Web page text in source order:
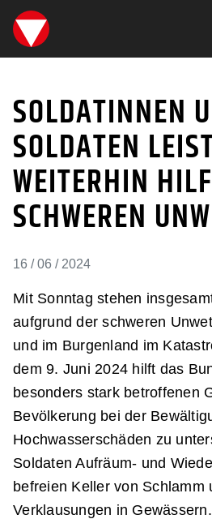
SKIPLINKS
SOLDATINNEN
SOLDATEN
WEITERHIN
SCHWEREN
16 / 06 / 2024
Mit Sonntag stehen
aufgrund der schweren
und im Burgenland im
dem 9. Juni 2024 hilft das
besonders stark betroffenen
Bevölkerung bei der
Hochwasserschäden zu
Soldaten Aufräum- und
befreien Keller von Schlamm
Verklausungen in